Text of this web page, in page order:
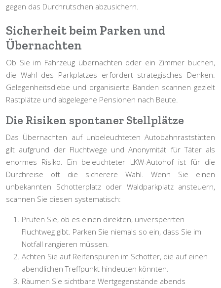
gegen das Durchrutschen abzusichern.
Sicherheit beim Parken und
Übernachten
Ob Sie im Fahrzeug übernachten oder ein Zimmer buchen,
die Wahl des Parkplatzes erfordert strategisches Denken.
Gelegenheitsdiebe und organisierte Banden scannen gezielt
Rastplätze und abgelegene Pensionen nach Beute.
Die Risiken spontaner Stellplätze
Das Übernachten auf unbeleuchteten Autobahnraststätten
gilt aufgrund der Fluchtwege und Anonymität für Täter als
enormes Risiko. Ein beleuchteter LKW-Autohof ist für die
Durchreise oft die sicherere Wahl. Wenn Sie einen
unbekannten Schotterplatz oder Waldparkplatz ansteuern,
scannen Sie diesen systematisch:
Prüfen Sie, ob es einen direkten, unversperrten
Fluchtweg gibt. Parken Sie niemals so ein, dass Sie im
Notfall rangieren müssen.
Achten Sie auf Reifenspuren im Schotter, die auf einen
abendlichen Treffpunkt hindeuten könnten.
Räumen Sie sichtbare Wertgegenstände abends